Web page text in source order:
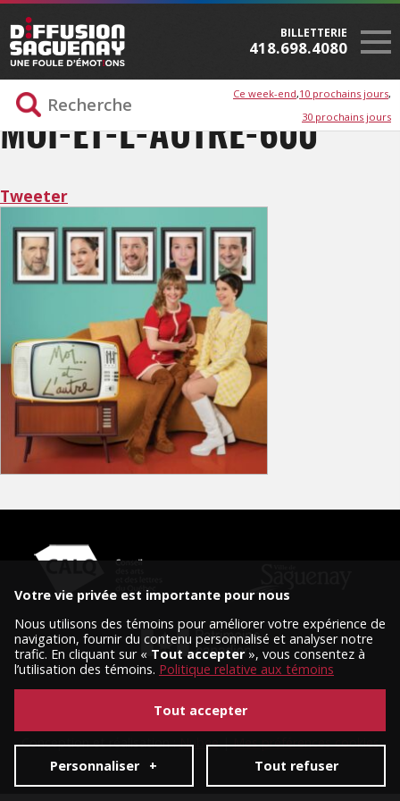
BILLETTERIE
418.698.4080
Ce week-end 10 prochains jours
30 prochains jours
MOI-ET-L-AUTRE-600
Tweeter
© 2026 Tous droits réservés, Diffusion Saguenay.
Conception et réalisation :Nubee|Mes préférences cookies
Votre vie privée est importante pour nous
Nous utilisons des témoins pour améliorer votre expérience de
navigation, fournir du contenu personnalisé et analyser notre
trafic. En cliquant sur « Tout accepter», vous consentez à
l’utilisation des témoins. Politique relative aux témoins
Personnaliser + Tout refuser
Tout accepter